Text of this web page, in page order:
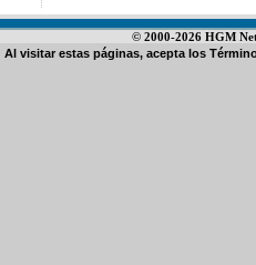
© 2000-2026 HGM
Al visitar estas páginas, acepta los